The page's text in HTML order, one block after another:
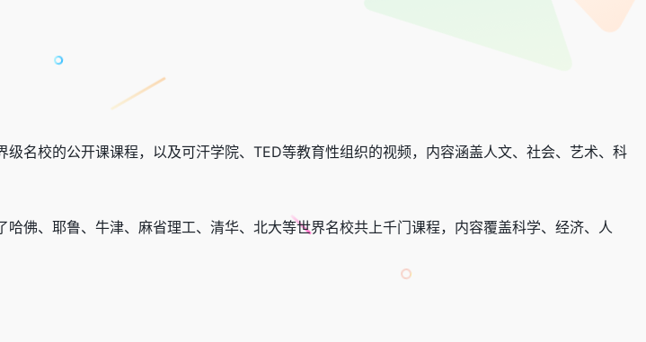
名校的公开课课程，以及可汗学院、TED等教育性组织的视频，内容涵盖人文、社会、艺术、科
佛、耶鲁、牛津、麻省理工、清华、北大等世界名校共上千门课程，内容覆盖科学、经济、人